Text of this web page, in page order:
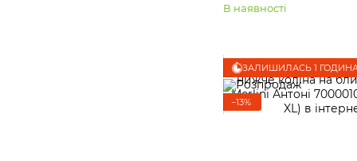
В наявності
ЗАЛИШИЛАСЬ 1
−13%